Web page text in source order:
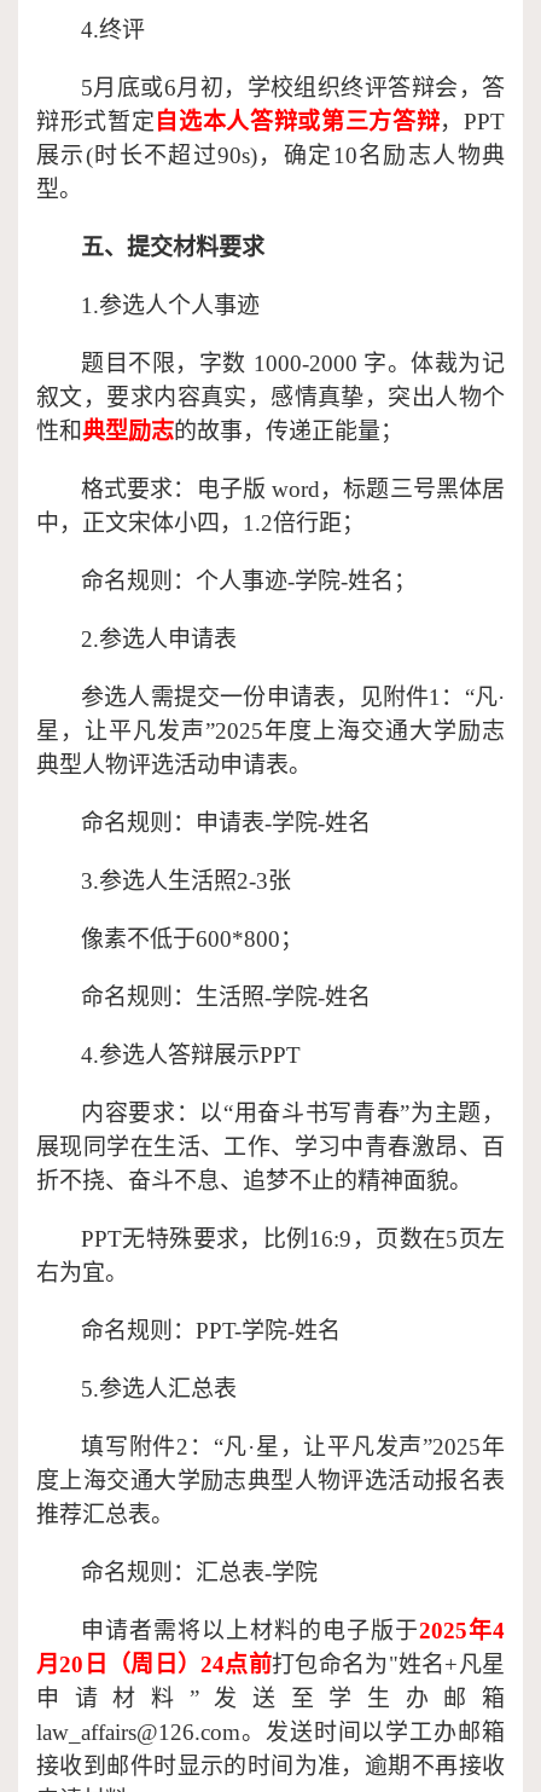
4.终评
5月底或6月初，学校组织终评答辩会，答
辩形式暂定 自选本人答辩或第三方答辩，PPT
展示(时长不超过90s)，确定10名励志人物典
型。
五、提交材料要求
1.参选人个人事迹
题目不限，字数 1000-2000 字。体裁为记
叙文，要求内容真实，感情真挚，突出人物个
性和典型励志的故事，传递正能量；
格式要求：电子版 word，标题三号黑体居
中，正文宋体小四，1.2倍行距；
命名规则：个人事迹-学院-姓名；
2.参选人申请表
参选人需提交一份申请表，见附件1：“凡·
星，让平凡发声”2025年度上海交通大学励志
典型人物评选活动申请表。
命名规则：申请表-学院-姓名
3.参选人生活照2-3张
像素不低于600*800；
命名规则：生活照-学院-姓名
4.参选人答辩展示PPT
内容要求：以“用奋斗书写青春”为主题，
展现同学在生活、工作、学习中青春激昂、百
折不挠、奋斗不息、追梦不止的精神面貌。
PPT无特殊要求，比例16:9，页数在5页左
右为宜。
命名规则： PPT-学院-姓名
5.参选人汇总表
填写附件2： “凡·星，让平凡发声”2025年
度上海交通大学励志典型人物评选活动报名表
推荐汇总表。
命名规则：汇总表-学院
申请者需将以上材料的电子版于2025年4
月20 日（周 日 ）24点前打包命名为"姓名+凡星
申请材料”发送至学生办邮箱
law_affairs@126.com。发送时间以学工办邮箱
接收到邮件时显示的时间为准，逾期不再接收